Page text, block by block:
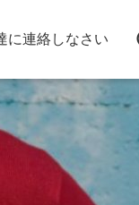
に連絡しなさい